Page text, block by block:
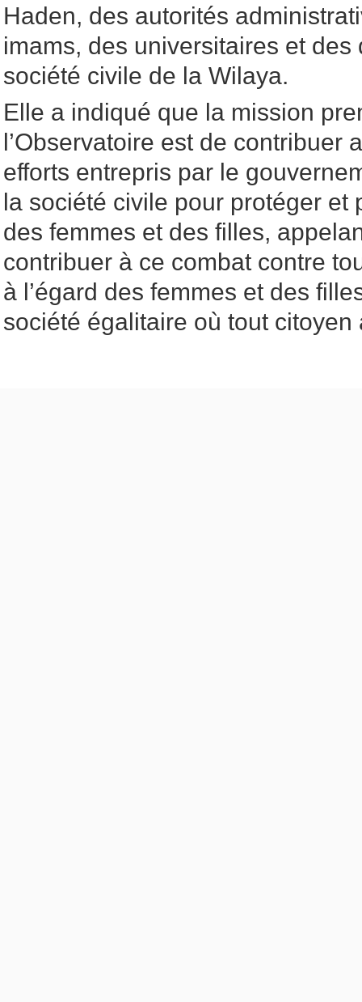
Haden, des autorités
imams, des universitaires et des
société civile de la Wilaya.
Elle a indiqué que la mission
l’Observatoire est de contribuer
efforts entrepris par le
la société civile pour protéger et
des femmes et des filles,
contribuer à ce combat contre
à l’égard des femmes et des
société égalitaire où tout citoyen